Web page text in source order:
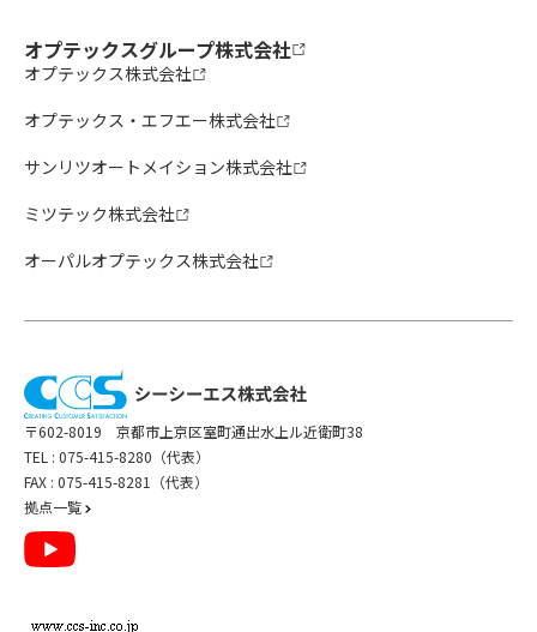
オプテックスグループ株式会社
オプテックス株式会社
オプテックス・エフエー株式会社
サンリツオートメイション株式会社
ミツテック株式会社
オーパルオプテックス株式会社
〒602-8019 京都市上京区室町通出水上ル近衛町38
TEL : 075-415-8280（代表）
FAX : 075-415-8281（代表）
拠点一覧